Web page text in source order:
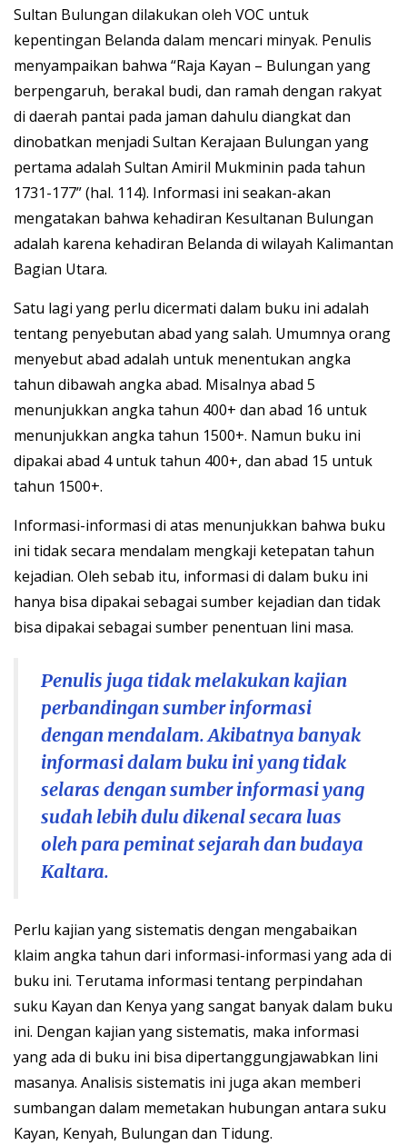
Sultan Bulungan dilakukan oleh VOC untuk
kepentingan Belanda dalam mencari minyak. Penulis
menyampaikan bahwa “Raja Kayan – Bulungan yang
berpengaruh, berakal budi, dan ramah dengan rakyat
di daerah pantai pada jaman dahulu diangkat dan
dinobatkan menjadi Sultan Kerajaan Bulungan yang
pertama adalah Sultan Amiril Mukminin pada tahun
1731-177” (hal. 114). Informasi ini seakan-akan
mengatakan bahwa kehadiran Kesultanan Bulungan
adalah karena kehadiran Belanda di wilayah Kalimantan
Bagian Utara.
Satu lagi yang perlu dicermati dalam buku ini adalah
tentang penyebutan abad yang salah. Umumnya orang
menyebut abad adalah untuk menentukan angka
tahun dibawah angka abad. Misalnya abad 5
menunjukkan angka tahun 400+ dan abad 16 untuk
menunjukkan angka tahun 1500+. Namun buku ini
dipakai abad 4 untuk tahun 400+, dan abad 15 untuk
tahun 1500+.
Informasi-informasi di atas menunjukkan bahwa buku
ini tidak secara mendalam mengkaji ketepatan tahun
kejadian. Oleh sebab itu, informasi di dalam buku ini
hanya bisa dipakai sebagai sumber kejadian dan tidak
bisa dipakai sebagai sumber penentuan lini masa.
Penulis juga tidak melakukan kajian
perbandingan sumber informasi
dengan mendalam. Akibatnya banyak
informasi dalam buku ini yang tidak
selaras dengan sumber informasi yang
sudah lebih dulu dikenal secara luas
oleh para peminat sejarah dan budaya
Kaltara.
Perlu kajian yang sistematis dengan mengabaikan
klaim angka tahun dari informasi-informasi yang ada di
buku ini. Terutama informasi tentang perpindahan
suku Kayan dan Kenya yang sangat banyak dalam buku
ini. Dengan kajian yang sistematis, maka informasi
yang ada di buku ini bisa dipertanggungjawabkan lini
masanya. Analisis sistematis ini juga akan memberi
sumbangan dalam memetakan hubungan antara suku
Kayan, Kenyah, Bulungan dan Tidung.